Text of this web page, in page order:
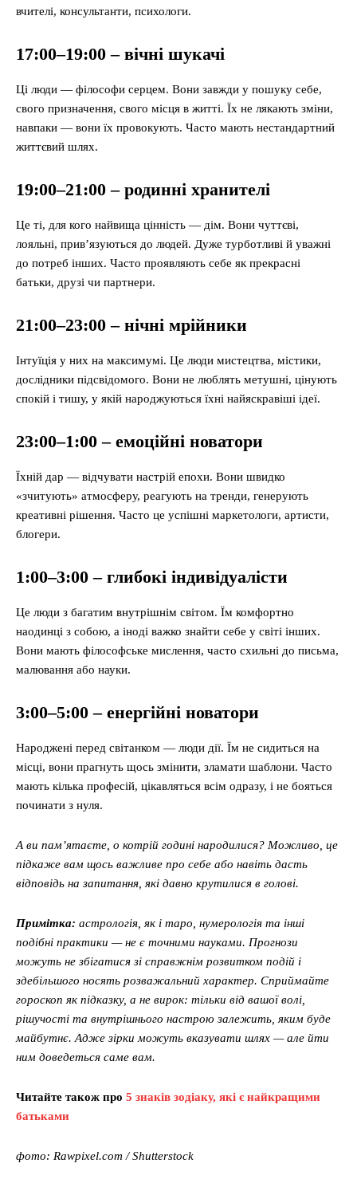
вчителі, консультанти, психологи.
17:00–19:00 – вічні шукачі
Ці люди — філософи серцем. Вони завжди у пошуку себе,
свого призначення, свого місця в житті. Їх не лякають зміни,
навпаки — вони їх провокують. Часто мають нестандартний
життєвий шлях.
19:00–21:00 – родинні хранителі
Це ті, для кого найвища цінність — дім. Вони чуттєві,
лояльні, прив’язуються до людей. Дуже турботливі й уважні
до потреб інших. Часто проявляють себе як прекрасні
батьки, друзі чи партнери.
21:00–23:00 – нічні мрійники
Інтуїція у них на максимумі. Це люди мистецтва, містики,
дослідники підсвідомого. Вони не люблять метушні, цінують
спокій і тишу, у якій народжуються їхні найяскравіші ідеї.
23:00–1:00 – емоційні новатори
Їхній дар — відчувати настрій епохи. Вони швидко
«зчитують» атмосферу, реагують на тренди, генерують
креативні рішення. Часто це успішні маркетологи, артисти,
блогери.
1:00–3:00 – глибокі індивідуалісти
Це люди з багатим внутрішнім світом. Їм комфортно
наодинці з собою, а іноді важко знайти себе у світі інших.
Вони мають філософське мислення, часто схильні до письма,
малювання або науки.
3:00–5:00 – енергійні новатори
Народжені перед світанком — люди дії. Їм не сидиться на
місці, вони прагнуть щось змінити, зламати шаблони. Часто
мають кілька професій, цікавляться всім одразу, і не бояться
починати з нуля.
А ви пам’ятаєте, о котрій годині народилися? Можливо, це
підкаже вам щось важливе про себе або навіть дасть
відповідь на запитання, які давно крутилися в голові.
Примітка: астрологія, як і таро, нумерологія та інші
подібні практики — не є точними науками. Прогнози
можуть не збігатися зі справжнім розвитком подій і
здебільшого носять розважальний характер. Сприймайте
гороскоп як підказку, а не вирок: тільки від вашої волі,
рішучості та внутрішнього настрою залежить, яким буде
майбутнє. Адже зірки можуть вказувати шлях — але йти
ним доведеться саме вам.
Читайте також про 5 знаків зодіаку, які є найкращими
батьками
фото: Rawpixel.com / Shutterstock